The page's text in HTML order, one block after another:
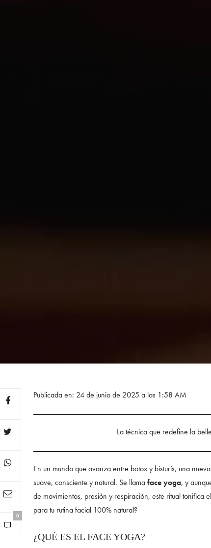
0
Publicada en: 24 de junio de 2025 a las 1:58 AM
La técnica que redefine la
En un mundo que avanza entre botox y bisturís, una
suave, consciente y natural. Se llamaface yoga, y
de movimientos, presión y respiración, este ritual tonifica
para tu rutina facial 100% natural?
¿QUÉ ES EL FACE YOGA?